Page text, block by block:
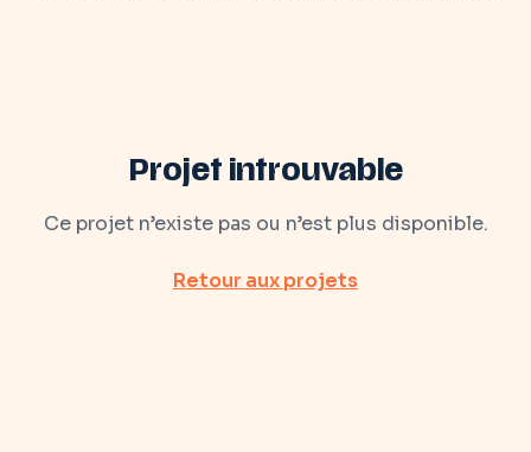
Projet introuvable
Ce projet n’existe pas ou n’est plus disponible.
Retour aux projets